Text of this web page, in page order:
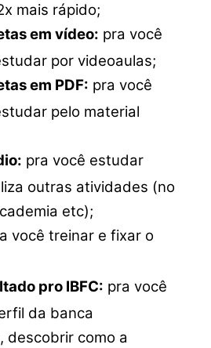
mais rápido;
em vídeo: pra você
por videoaulas;
em PDF: pra você
pelo material
pra você estudar
outras atividades (no
etc);
você treinar e fixar o
pro IBFC: pra você
da banca
descobrir como a